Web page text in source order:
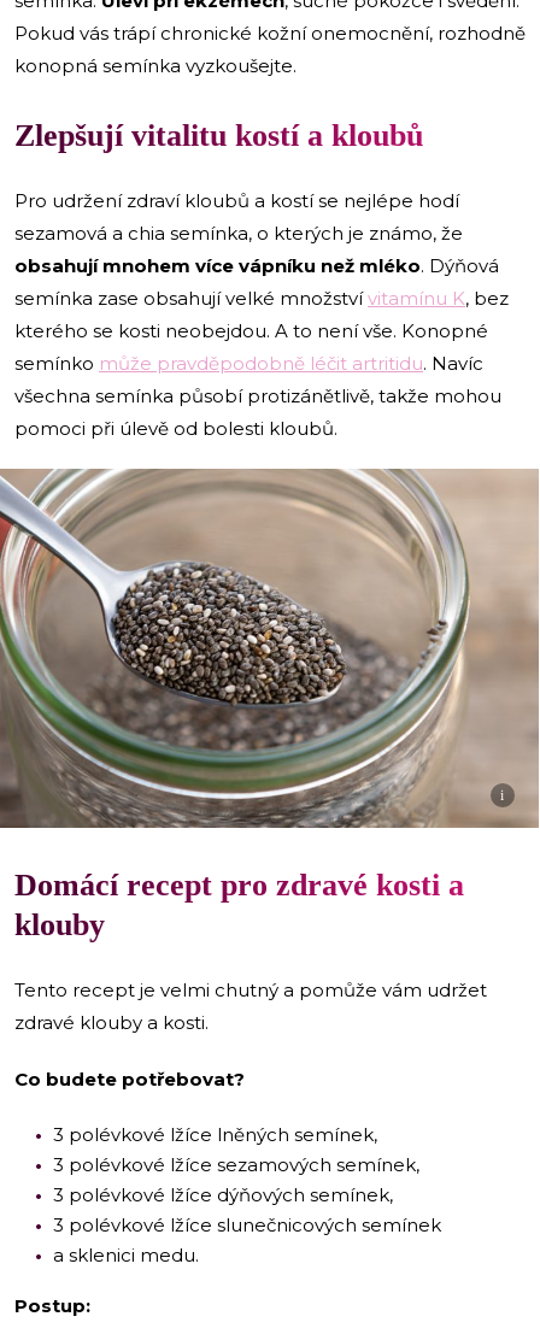
Pokud vás trápí chronické kožní onemocnění, rozhodně
konopná semínka vyzkoušejte.
Zlepšují vitalitu kostí a kloubů
Pro udržení zdraví kloubů a kostí se nejlépe hodí
sezamová a chia semínka, o kterých je známo, že
obsahují mnohem více vápníku než mléko. Dýňová
semínka zase obsahují velké množstvívitamínu K, bez
kterého se kosti neobejdou. A to není vše. Konopné
semínko může pravděpodobně léčit artritidu. Navíc
všechna semínka působí protizánětlivě, takže mohou
pomoci při úlevě od bolesti kloubů.
i
Domácí recept pro zdravé kosti a
klouby
Tento recept je velmi chutný a pomůže vám udržet
zdravé klouby a kosti.
Co budete potřebovat?
3 polévkové lžíce lněných semínek,
3 polévkové lžíce sezamových semínek,
3 polévkové lžíce dýňových semínek,
3 polévkové lžíce slunečnicových semínek
a sklenici medu.
Postup: